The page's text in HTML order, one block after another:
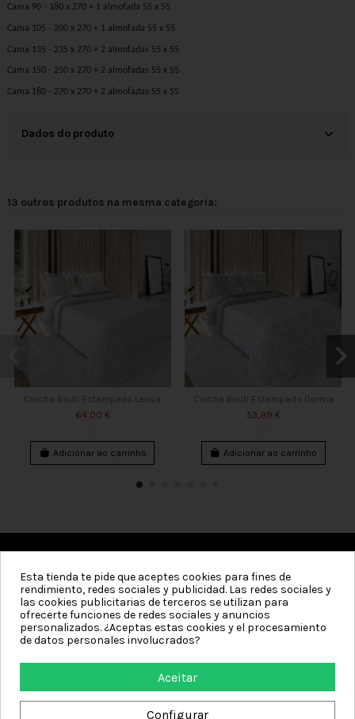
Cama 90 - 180 x 270 + 1 almofada 55 x 55
Cama 105 - 200 x 270 + 1 almofada 55 x 55
Cama 135 - 235 x 270 + 2 almofadas 55 x 55
Cama 150 - 250 x 270 + 2 almofadas 55 x 55
Cama 180 - 270 x 270 + 2 almofadas 55 x 55
Dados do produto
13 outros produtos na mesma categoria:
Colcha Bouti Estampado Larisa
64,00 €
Adicionar ao carrinho
Colcha Bouti Estampado Dorma
53,99 €
Adicionar ao carrinho
Categorias
Informação
Minha conta
Esta tienda te pide que aceptes cookies para fines de
rendimiento, redes sociales y publicidad. Las redes sociales y
las cookies publicitarias de terceros se utilizan para
ofrecerte funciones de redes sociales y anuncios
personalizados. ¿Aceptas estas cookies y el procesamiento
de datos personales involucrados?
Aceitar
Configurar